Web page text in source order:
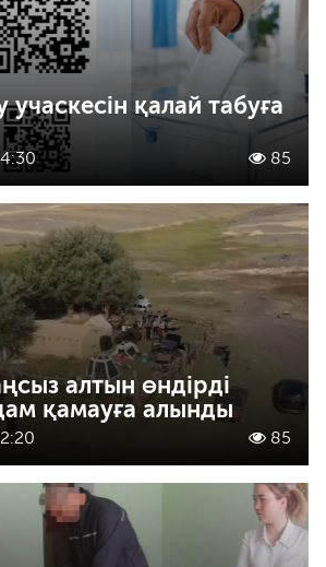
қалай табуға
85
алтын өндірді
қамауға алынды
85